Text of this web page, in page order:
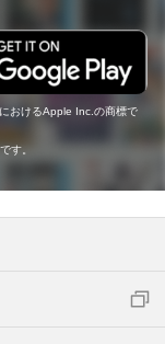
おけるApple Inc.の商標で
す。